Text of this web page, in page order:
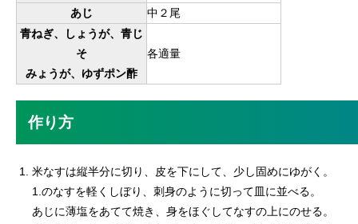
あじ
中２尾
青ねぎ、しょうが、青じ
そ
みょうが、ゆずポン酢
各適量
作り方
米なすは縦半分に切り、皮を下にして、少し固めにゆがく。
1.のなすを軽くしぼり、刺身のように切って皿に並べる。
あじに薄塩をあてて焼き、身をほぐしてなすの上にのせる。